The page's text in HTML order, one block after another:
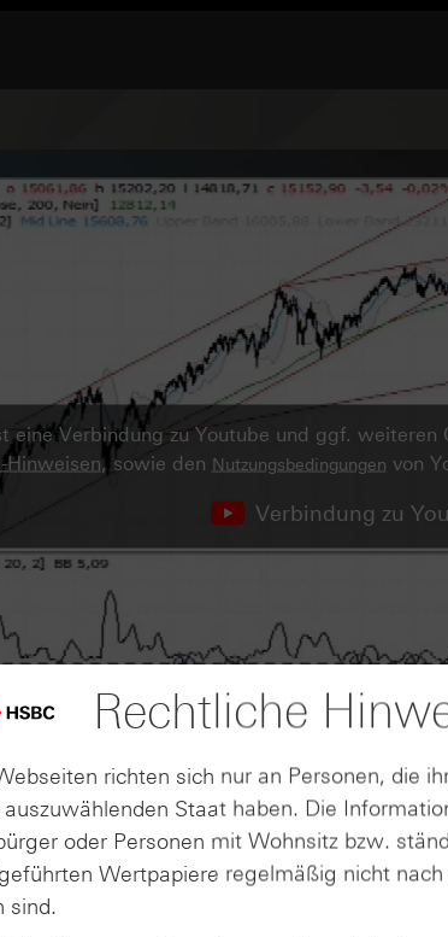
eine Verbindung zu Youtube und ggf.
Hinweisen, sowie den Nutzungsbedingungen von
Verbindung zu
Rechtliche
richten sich nur an Personen, die
Staat haben. Die
oder Personen mit Wohnsitz bzw.
Wertpapiere regelmäßig nicht
sind.